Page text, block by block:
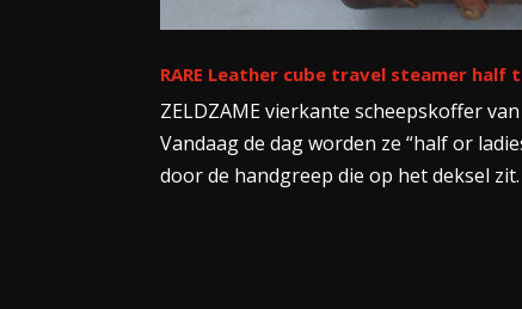
RARE Leather cube travel steamer half
ZELDZAME vierkante scheepskoffer
Vandaag de dag worden ze “half or
door de handgreep die op het deksel zit.